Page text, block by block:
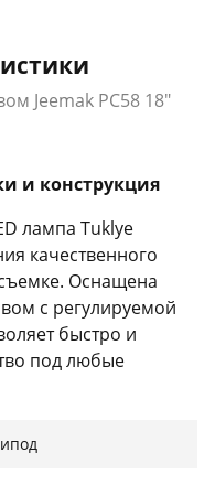
Jeemak PC58 18"
и конструкция
лампа Tuklye
качественного
Оснащена
с регулируемой
быстро и
под любые
голова позволяют